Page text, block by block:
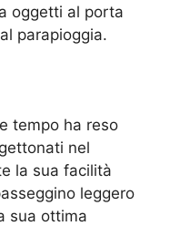
oggetti al porta
parapioggia.
tempo ha reso
nel
la sua facilità
leggero
sua ottima